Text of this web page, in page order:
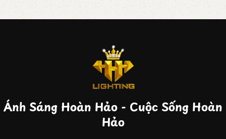
Ánh Sáng Hoàn Hảo - Cuộc Sống Hoàn
Hảo